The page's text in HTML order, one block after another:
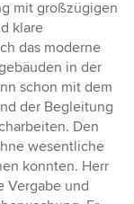
mit großzügigen
klare
das moderne
in der
schon mit dem
der Begleitung
Den
wesentliche
konnten. Herr
Vergabe und